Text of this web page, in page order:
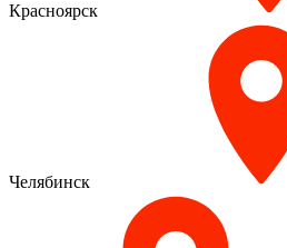
Красноярск
Челябинск